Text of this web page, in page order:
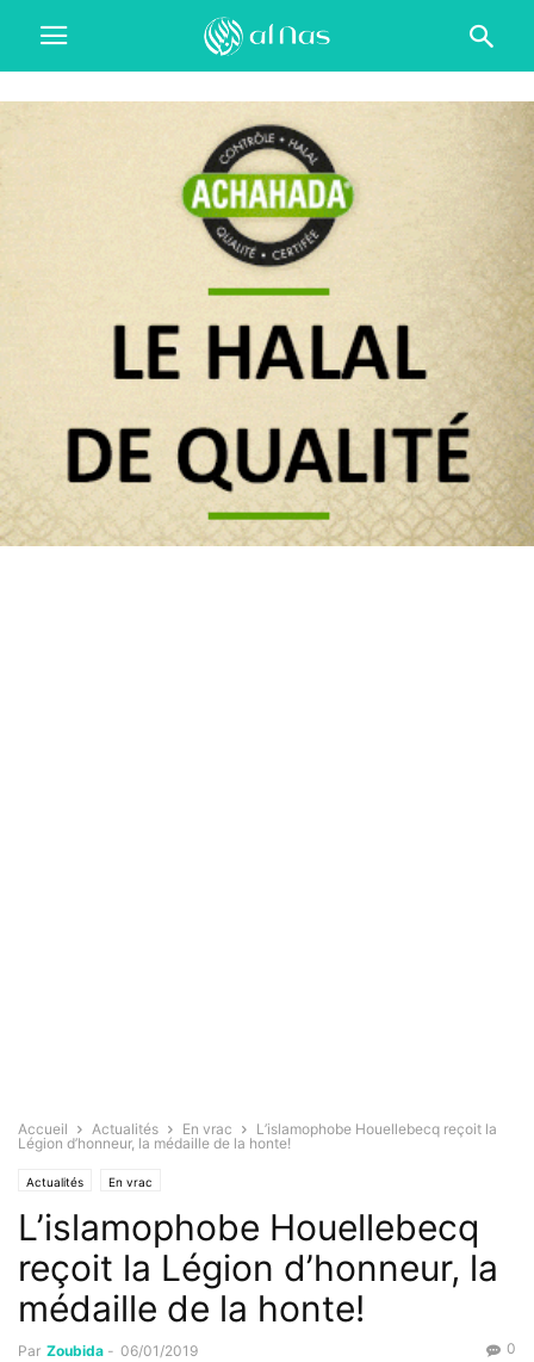
Accueil Actualités En vrac
L’islamophobe Houellebecq reçoit la
Légion d’honneur, la médaille de la honte!
Actualités En vrac
L’islamophobe Houellebecq
reçoit la Légion d’honneur, la
médaille de la honte!
Par Zoubida - 06/01/2019 0